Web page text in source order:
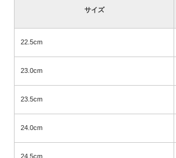
サイズ
22.5cm
23.0cm
23.5cm
24.0cm
24.5cm